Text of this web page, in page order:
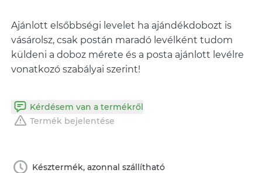
Ajánlott elsőbbségi levelet ha ajándékdobozt is
vásárolsz, csak postán maradó levélként tudom
küldeni a doboz mérete és a posta ajánlott levélre
Kérdésem van a termékről
Termék bejelentése
Késztermék, azonnal szállítható